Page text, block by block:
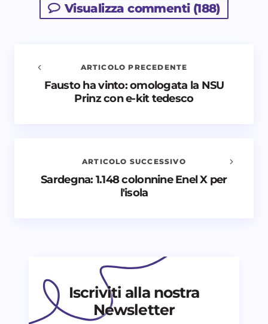
Visualizza commenti (188)
Avvisami quando vengono aggiunti nuovi
ARTICOLO PRECEDENTE
Fausto ha vinto: omologata la NSU
Prinz con e-kit tedesco
ARTICOLO SUCCESSIVO
Sardegna: 1.148 colonnine Enel X per
l'isola
Iscriviti alla nostra
Newsletter